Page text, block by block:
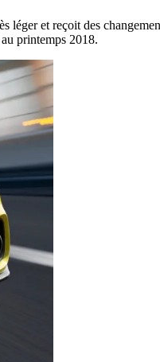
et reçoit des
printemps 2018.